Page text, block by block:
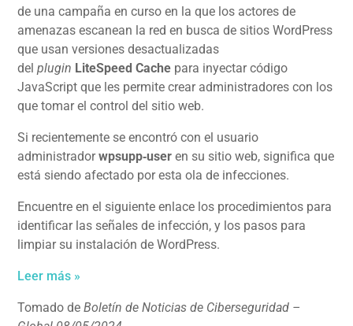
de una campaña en curso en la que los actores de
amenazas escanean la red en busca de sitios WordPress
que usan versiones desactualizadas
delplugin LiteSpeed Cache para inyectar código
JavaScript que les permite crear administradores con los
que tomar el control del sitio web.
Si recientemente se encontró con el usuario
administradorwpsupp‑user en su sitio web, significa que
está siendo afectado por esta ola de infecciones.
Encuentre en el siguiente enlace los procedimientos para
identificar las señales de infección, y los pasos para
limpiar su instalación de WordPress.
Leer más »
Tomado de Boletín de Noticias de Ciberseguridad –